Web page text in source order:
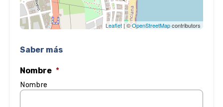
Leaflet | ©OpenStreetMapcontributors
Saber más
Nombre *
Nombre